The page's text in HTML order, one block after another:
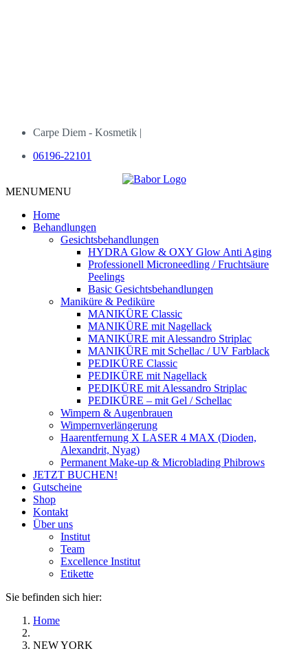
Carpe Diem - Kosmetik |
06196-22101
MENUMENU
Home
Behandlungen
Gesichtsbehandlungen
HYDRA Glow & OXY Glow Anti Aging
Professionell Microneedling / Fruchtsäure
Peelings
Basic Gesichtsbehandlungen
Maniküre & Pediküre
MANIKÜRE Classic
MANIKÜRE mit Nagellack
MANIKÜRE mit Alessandro Striplac
MANIKÜRE mit Schellac / UV Farblack
PEDIKÜRE Classic
PEDIKÜRE mit Nagellack
PEDIKÜRE mit Alessandro Striplac
PEDIKÜRE – mit Gel / Schellac
Wimpern & Augenbrauen
Wimpernverlängerung
Haarentfernung X LASER 4 MAX (Dioden,
Alexandrit, Nyag)
Permanent Make-up & Microblading Phibrows
JETZT BUCHEN!
Gutscheine
Shop
Kontakt
Über uns
Institut
Team
Excellence Institut
Etikette
Sie befinden sich hier:
Home
NEW YORK